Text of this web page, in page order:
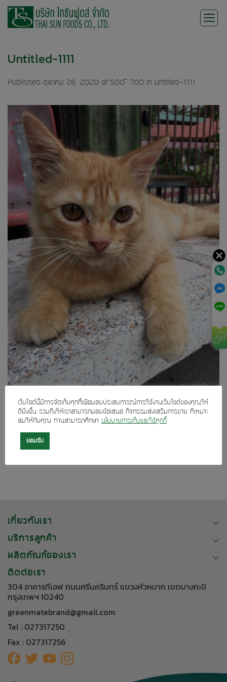
Skip
Untitled-1111
Published ตุลาคม 26, 2020 at 500 × 700 in Untitled-1111
Previous
เกี่ยวกับเรา
บริการลูกค้า
ผลิตภัณฑ์ของเรา
ติดต่อเรา
304 อาคารทีเอฟ ถนนศรีนครินทร์ แขวงหัวหมาก เขตบางกะปิ
กรุงเทพฯ 10240
greenmatebrand@gmail.com
Tel : 027317250
Fax : 027317256
เว็บไซต์นี้มีการจัดเก็บคุกกี้เพื่อมอบประสบการณ์การใช้งานเว็บไซต์ของคุณให้
ดียิ่งขึ้น รวมถึงให้เราสามารถมอบข้อเสนอ กิจกรรมส่งเสริมการขาย ที่เหมาะ
สมให้กับคุณ ท่านสามารถศึกษา นโยบายการเก็บและใช้คุกกี้
ยอมรับ